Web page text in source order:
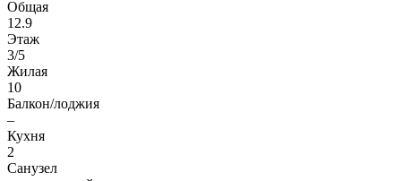
Общая
12.9
Этаж
3/5
Жилая
10
Балкон/лоджия
–
Кухня
2
Санузел